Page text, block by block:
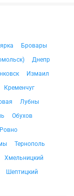
Бровары
Днепр
Измаил
Кременчуг
Лубны
Обухов
Ровно
Тернополь
Хмельницкий
Шептицкий